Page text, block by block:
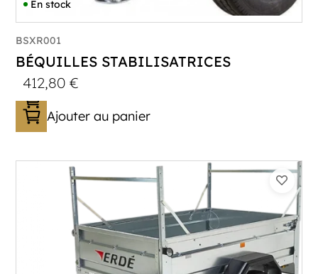
En stock
BSXR001
BÉQUILLES STABILISATRICES
412,80€
Ajouter au panier